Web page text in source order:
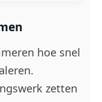
hoe snel
zetten